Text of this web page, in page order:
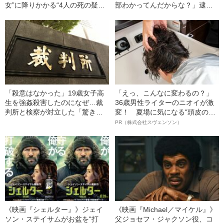
女”に降りかかる“4人の死の疑
埋め、父は‟自殺”、再婚相手の同
級生は…」
部わかってんだからな？」逮捕
元同僚が明かす“2度の暴力事
件”「なんでお前が俺に！ と身体
を引きずって顔面を殴りつ
け…」
「殺意はなかった」19歳女子高
生を強姦殺害したのになぜ…裁
判所と検察が対立した「驚きの
「えっ、こんなに変わるの？」
36歳男性ライターのニオイが激
変！ 夏場に気になる“頭皮のニ
オイ”や“ベタつき”を解消す
ト”が生み出した徹底ケアとは
PR（株式会社スヴェンソン）
《映画『シェルター』》ジェイ
ソン・ステイサムがお盆を“打
《映画『Michael／マイケル』》
父ジョセフ・ジャクソン役、コ